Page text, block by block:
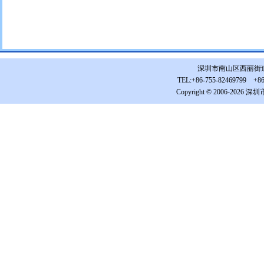
深圳市南山区西丽街
TEL:+86-755-82469799
Copyright © 2006-2026 深